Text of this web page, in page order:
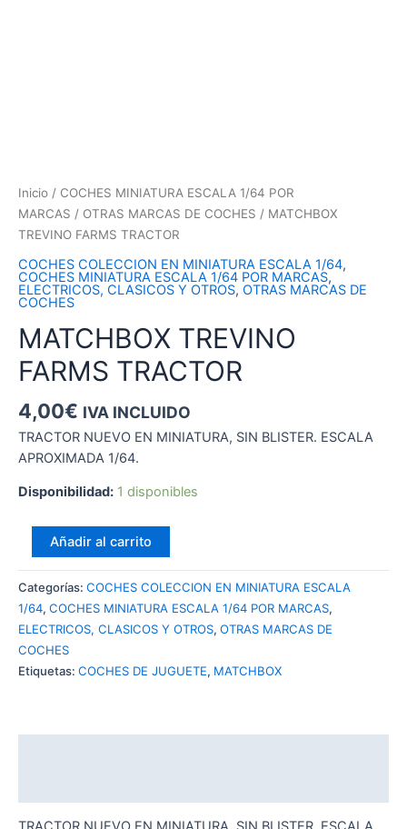
Inicio / COCHES MINIATURA ESCALA 1/64 POR
MARCAS / OTRAS MARCAS DE COCHES / MATCHBOX
TREVINO FARMS TRACTOR
COCHES COLECCION EN MINIATURA ESCALA 1/64,
COCHES MINIATURA ESCALA 1/64 POR MARCAS,
ELECTRICOS, CLASICOS Y OTROS, OTRAS MARCAS DE
COCHES
MATCHBOX TREVINO
FARMS TRACTOR
4,00€ IVA INCLUIDO
TRACTOR NUEVO EN MINIATURA, SIN BLISTER. ESCALA
APROXIMADA 1/64.
Disponibilidad: 1 disponibles
MATCHBOX
TREVINO
TRACTOR
cantidad
Añadir al carrito
Categorías: COCHES COLECCION EN MINIATURA ESCALA
1/64, COCHES MINIATURA ESCALA 1/64 POR MARCAS,
ELECTRICOS, CLASICOS Y OTROS, OTRAS MARCAS DE
COCHES
Etiquetas: COCHES DE JUGUETE, MATCHBOX